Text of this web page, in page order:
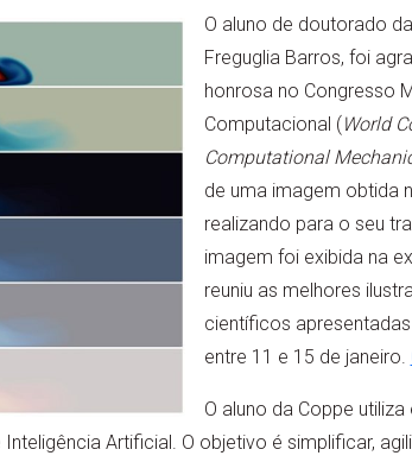
O aluno de doutorado
Freguglia Barros, foi
honrosa no Congresso
Computacional (World
Computational
de uma imagem obtida
realizando para o seu
imagem foi exibida na
reuniu as melhores
científicos
entre 11 e 15 de janeiro.
O aluno da Coppe
Artificial. O objetivo é simplificar,